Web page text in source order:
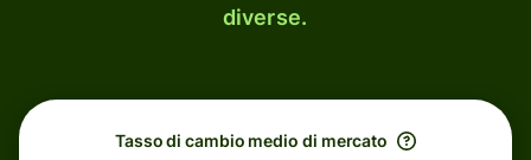
diverse.
Tasso di cambio medio di mercato